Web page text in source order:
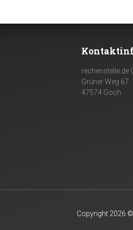
rechenstelle.de
Grüner Weg 67
47574 Goch
Copyright 2026 ©